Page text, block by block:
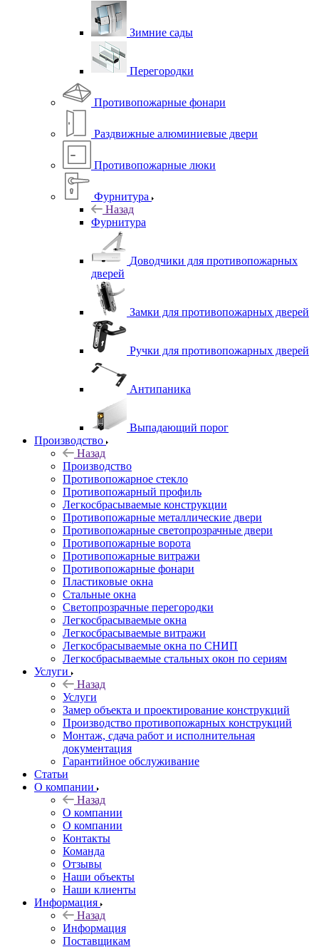
Зимние сады
Перегородки
Противопожарные фонари
Раздвижные алюминиевые двери
Противопожарные люки
Фурнитура
Назад
Фурнитура
Доводчики для противопожарных
дверей
Замки для противопожарных дверей
Ручки для противопожарных дверей
Антипаника
Выпадающий порог
Производство
Назад
Производство
Противопожарное стекло
Противопожарный профиль
Легкосбрасываемые конструкции
Противопожарные металлические двери
Противопожарные светопрозрачные двери
Противопожарные ворота
Противопожарные витражи
Противопожарные фонари
Пластиковые окна
Стальные окна
Светопрозрачные перегородки
Легкосбрасываемые окна
Легкосбрасываемые витражи
Легкосбрасываемые окна по СНИП
Легкосбрасываемые стальных окон по сериям
Услуги
Назад
Услуги
Замер объекта и проектирование конструкций
Производство противопожарных конструкций
Монтаж, сдача работ и исполнительная
документация
Гарантийное обслуживание
Статьи
О компании
Назад
О компании
О компании
Контакты
Команда
Отзывы
Наши объекты
Наши клиенты
Информация
Назад
Информация
Поставщикам